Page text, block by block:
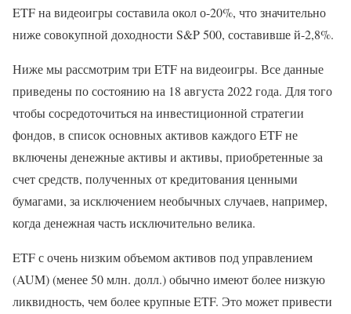
ETF на видеоигры составила окол о-20%, что значительно
ниже совокупной доходности S&P 500, составивше й-2,8%.
Ниже мы рассмотрим три ETF на видеоигры. Все данные
приведены по состоянию на 18 августа 2022 года. Для того
чтобы сосредоточиться на инвестиционной стратегии
фондов, в список основных активов каждого ETF не
включены денежные активы и активы, приобретенные за
счет средств, полученных от кредитования ценными
бумагами, за исключением необычных случаев, например,
когда денежная часть исключительно велика.
ETF с очень низким объемом активов под управлением
(AUM) (менее 50 млн. долл.) обычно имеют более низкую
ликвидность, чем более крупные ETF. Это может привести